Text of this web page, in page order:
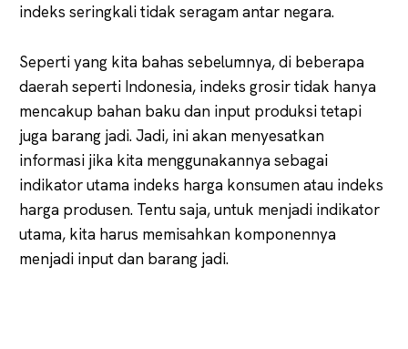
indeks seringkali tidak seragam antar negara.
Seperti yang kita bahas sebelumnya, di beberapa
daerah seperti Indonesia, indeks grosir tidak hanya
mencakup bahan baku dan input produksi tetapi
juga barang jadi. Jadi, ini akan menyesatkan
informasi jika kita menggunakannya sebagai
indikator utama indeks harga konsumen atau indeks
harga produsen. Tentu saja, untuk menjadi indikator
utama, kita harus memisahkan komponennya
menjadi input dan barang jadi.